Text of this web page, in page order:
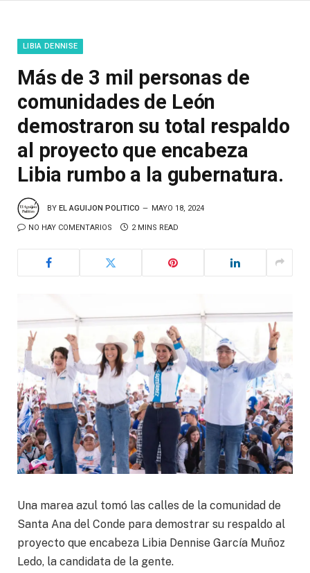
LIBIA DENNISE
Más de 3 mil personas de
comunidades de León
demostraron su total respaldo
al proyecto que encabeza
Libia rumbo a la gubernatura.
BY EL AGUIJON POLITICO MAYO 18, 2024
NO HAY COMENTARIOS 2 MINS READ
Una marea azul tomó las calles de la comunidad de
Santa Ana del Conde para demostrar su respaldo al
proyecto que encabeza Libia Dennise García Muñoz
Ledo, la candidata de la gente.